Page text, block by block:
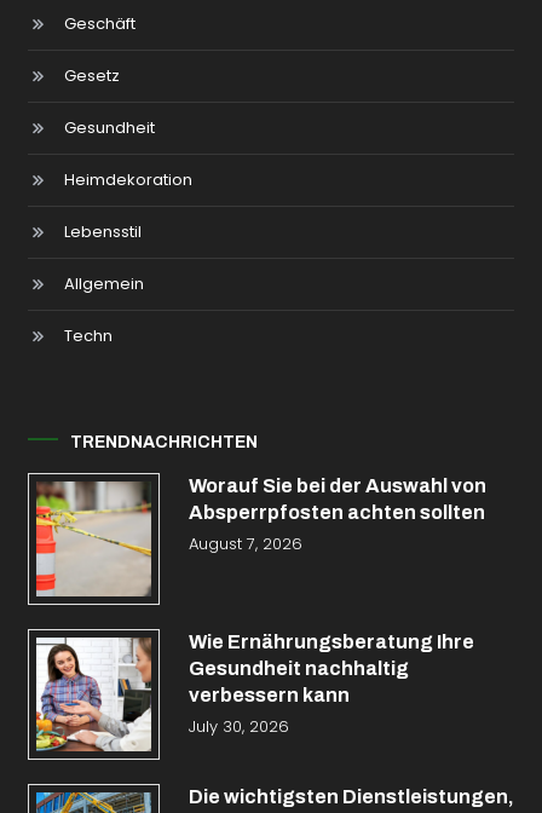
Geschäft
Gesetz
Gesundheit
Heimdekoration
Lebensstil
Allgemein
Techn
TRENDNACHRICHTEN
Worauf Sie bei der Auswahl von
Absperrpfosten achten sollten
August 7, 2026
Wie Ernährungsberatung Ihre
Gesundheit nachhaltig
verbessern kann
July 30, 2026
Die wichtigsten Dienstleistungen,